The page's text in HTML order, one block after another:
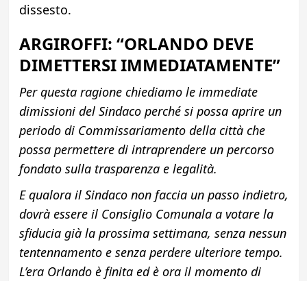
dissesto.
ARGIROFFI: “ORLANDO DEVE
DIMETTERSI IMMEDIATAMENTE”
Per questa ragione chiediamo le immediate
dimissioni del Sindaco perché si possa aprire un
periodo di Commissariamento della città che
possa permettere di intraprendere un percorso
fondato sulla trasparenza e legalità.
E qualora il Sindaco non faccia un passo indietro,
dovrà essere il Consiglio Comunala a votare la
sfiducia già la prossima settimana, senza nessun
tentennamento e senza perdere ulteriore tempo.
L’era Orlando è finita ed è ora il momento di